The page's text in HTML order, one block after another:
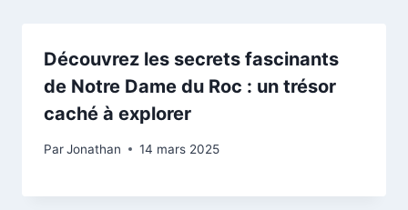
Découvrez les secrets fascinants
de Notre Dame du Roc : un trésor
caché à explorer
ParJonathan 14 mars 2025